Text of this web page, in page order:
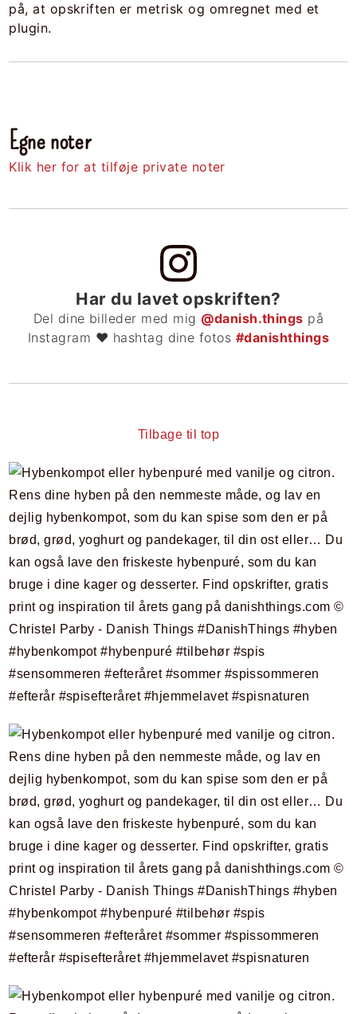
på, at opskriften er metrisk og omregnet med et
plugin.
Egne noter
Klik her for at tilføje private noter
Har du lavet opskriften?
Del dine billeder med mig @danish.things på
Instagram ❤ hashtag dine fotos #danishthings
Tilbage til top